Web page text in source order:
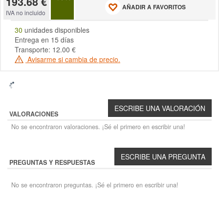
IVA no incluido
AÑADIR A FAVORITOS
30 unidades disponibles
Entrega en 15 días
Transporte: 12.00 €
Avisarme si cambia de precio.
VALORACIONES
No se encontraron valoraciones. ¡Sé el primero en escribir una!
PREGUNTAS Y RESPUESTAS
No se encontraron preguntas. ¡Sé el primero en escribir una!